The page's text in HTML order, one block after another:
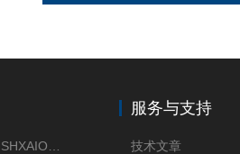
服务与支持
技术文章